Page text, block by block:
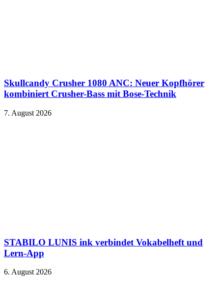
Skullcandy Crusher 1080 ANC: Neuer Kopfhörer
kombiniert Crusher-Bass mit Bose-Technik
7. August 2026
STABILO LUNIS ink verbindet Vokabelheft und
Lern-App
6. August 2026